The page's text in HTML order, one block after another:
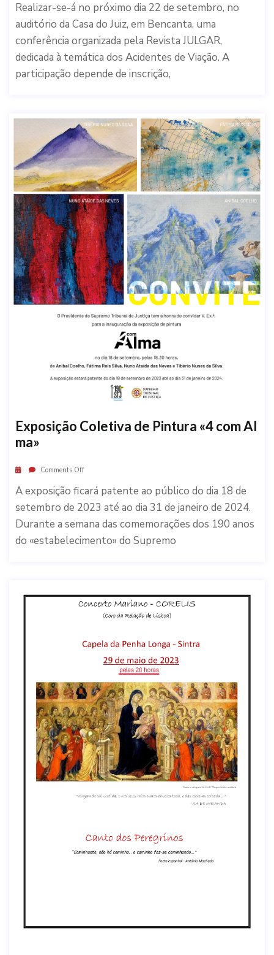
Realizar-se-á no próximo dia 22 de setembro, no
auditório da Casa do Juiz, em Bencanta, uma
conferência organizada pela Revista JULGAR,
dedicada à temática dos Acidentes de Viação. A
participação depende de inscrição,
Exposição Coletiva de Pintura «4 com Al
ma»
Comments Off
A exposição ficará patente ao público do dia 18 de
setembro de 2023 até ao dia 31 de janeiro de 2024.
Durante a semana das comemorações dos 190 anos
do «estabelecimento» do Supremo